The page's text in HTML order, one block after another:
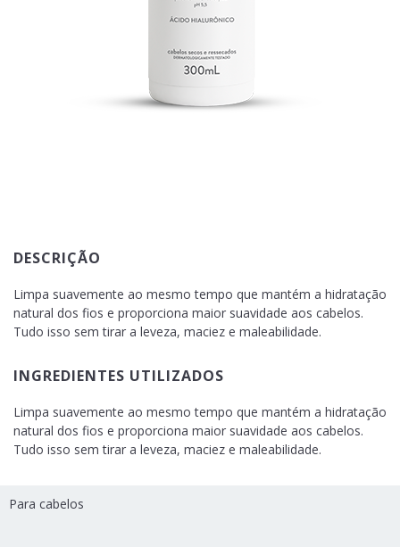
DESCRIÇÃO
Limpa suavemente ao mesmo tempo que mantém a hidratação
natural dos fios e proporciona maior suavidade aos cabelos.
Tudo isso sem tirar a leveza, maciez e maleabilidade.
INGREDIENTES UTILIZADOS
Limpa suavemente ao mesmo tempo que mantém a hidratação
natural dos fios e proporciona maior suavidade aos cabelos.
Tudo isso sem tirar a leveza, maciez e maleabilidade.
Para cabelos